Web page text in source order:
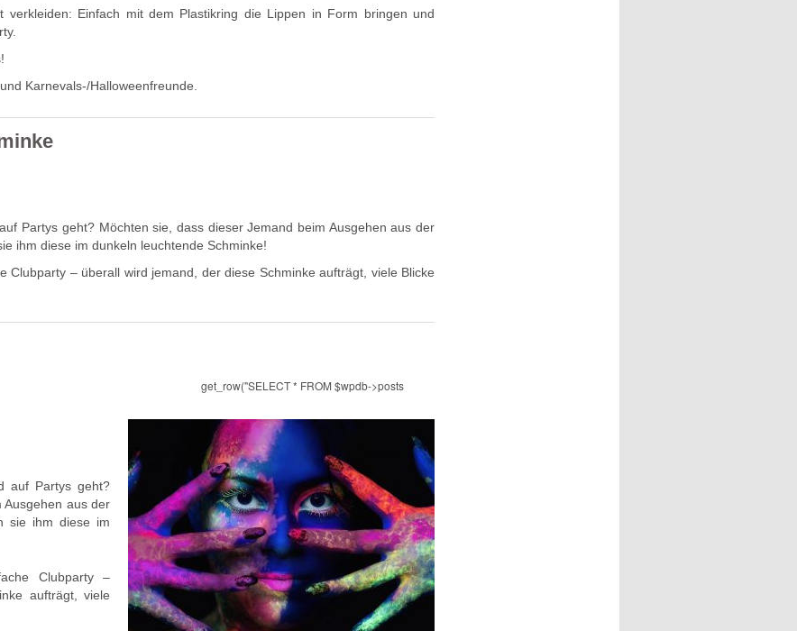
verkleiden: Einfach mit dem Plastikring die Lippen in Form bringen und
Karnevals-/Halloweenfreunde.
Partys geht? Möchten sie, dass dieser Jemand beim Ausgehen aus der
ihm diese im dunkeln leuchtende Schminke!
Clubparty – überall wird jemand, der diese Schminke aufträgt, viele Blicke
get_row("SELECT * FROM $wpdb->posts
auf Partys geht?
Ausgehen aus der
sie ihm diese im
Clubparty –
aufträgt, viele